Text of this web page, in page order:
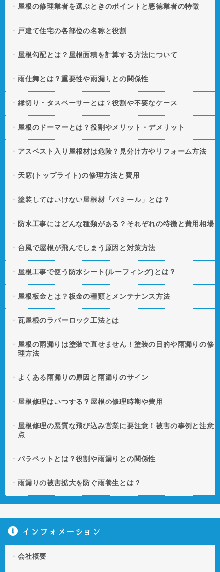
屋根の修理業者を選ぶときのポイントと悪徳業者の特徴
戸建て住宅の各部位の名称と役割
屋根勾配とは？屋根面積を計算する方法について
雨仕舞とは？重要性や雨漏りとの関係性
縁切り・タスペーサーとは？役割や不要なケース
屋根のドーマーとは？役割やメリット・デメリット
アスベスト入り屋根材は危険？見分け方やリフォーム方法
天窓(トップライト)の修理方法と費用
塗装してはいけない屋根材「パミール」とは？
防水工事にはどんな種類がある？それぞれの特徴と費用相場
台風で屋根が飛んでしまう原因と対策方法
屋根工事で使う防水シート(ルーフィング)とは？
屋根板金とは？板金の種類とメンテナンス方法
瓦屋根のラバーロック工法とは
屋根の雨漏りは塗装で直せません！塗装の目的や雨漏りの修
理方法
よくある雨漏りの原因と雨漏りのサイン
屋根修理はいつする？屋根の修理時期や費用
屋根修理の悪質な飛び込み営業に要注意！被害の事例と注意
点
パラペットとは？役割や雨漏りとの関係性
雨漏りの被害拡大を防ぐ雨養生とは？
インフォメーション
会社概要